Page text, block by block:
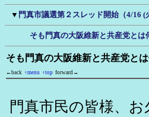
▼ 門真市議選第２スレッド開始（4/16
そも門真の大阪維新と共産党とは
そも門真の大阪維新と共産党と
←back ↑menu ↑top forward→
門真市民の皆様、お